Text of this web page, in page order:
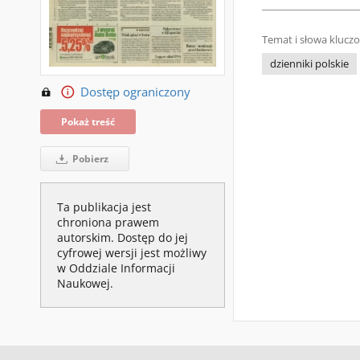
Dostęp ograniczony
Pokaż treść
Pobierz
Ta publikacja jest
chroniona prawem
autorskim. Dostęp do jej
cyfrowej wersji jest możliwy
w Oddziale Informacji
Naukowej.
Temat i słowa
dzienniki polskie